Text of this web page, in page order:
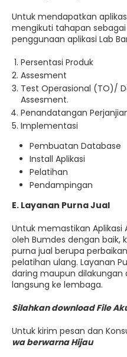
Untuk mendapatkan
mengikuti tahapan
penggunaan aplikasi Lab
Persentasi Produk
Assesment
Test Operasional (TO)/
Assesment.
Penandatangan
Implementasi
Pembuatan Database
Install Aplikasi
Pelatihan
Pendampingan
E. Layanan Purna Jual
Untuk memastikan Aplikasi
oleh Bumdes dengan baik,
purna jual berupa
pelatihan ulang. Layanan
daring maupun dilakungan
langsung ke lembaga.
Silahkan download File
Untuk kirim pesan dan
wa berwarna Hijau